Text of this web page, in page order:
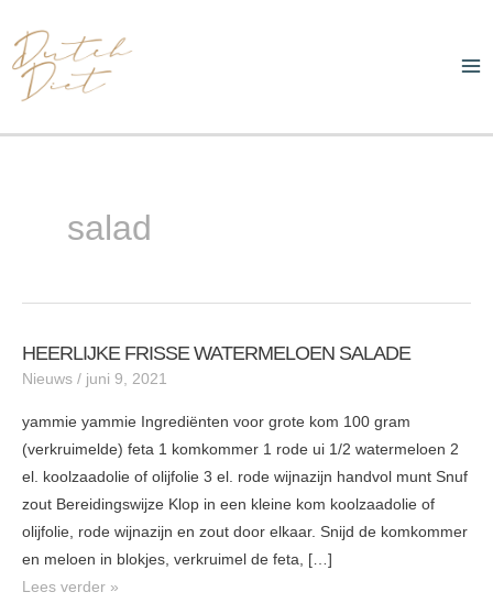
naar
de
inhoud
salad
HEERLIJKE FRISSE WATERMELOEN SALADE
Nieuws / juni 9, 2021
yammie yammie Ingrediënten voor grote kom 100 gram
(verkruimelde) feta 1 komkommer 1 rode ui 1/2 watermeloen 2
el. koolzaadolie of olijfolie 3 el. rode wijnazijn handvol munt Snuf
zout Bereidingswijze Klop in een kleine kom koolzaadolie of
olijfolie, rode wijnazijn en zout door elkaar. Snijd de komkommer
en meloen in blokjes, verkruimel de feta, […]
HEERLIJKE
FRISSE
SALADE
Lees verder »